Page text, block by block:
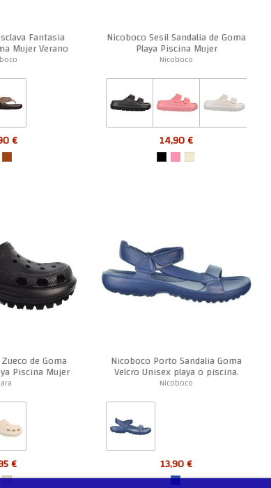
Fantasia
Mujer Verano
€
Nicoboco Sesil Sandalia de Goma
Playa Piscina Mujer
Nicoboco
14,90 €
de Goma
Piscina Mujer
€
Nicoboco Porto Sandalia Goma
Velcro Unisex playa o piscina.
Nicoboco
13,90 €